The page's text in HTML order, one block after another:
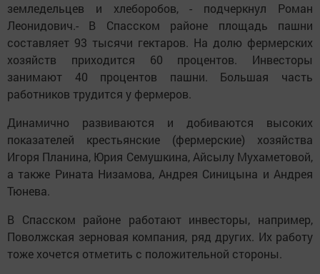
земледельцев и хлеборобов, - подчеркнул Роман
Леонидович.- В Спасском районе площадь пашни
составляет 93 тысячи гектаров. На долю фермерских
хозяйств приходится 60 процентов. Инвесторы
занимают 40 процентов пашни. Большая часть
работников трудится у фермеров.
Динамично развиваются и добиваются высоких
показателей крестьянские (фермерские) хозяйства
Игоря Планина, Юрия Семушкина, Айсылу Мухаметовой,
а также Рината Низамова, Андрея Синицына и Андрея
Тюнева.
В Спасском районе работают инвесторы, например,
Поволжская зерновая компания, ряд других. Их работу
тоже хочется отметить с положительной стороны.